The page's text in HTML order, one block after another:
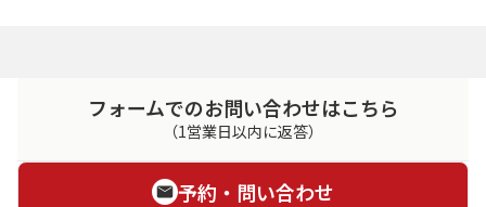
フォームでのお問い合わせはこちら
（1営業日以内に返答）
予約・問い合わせ